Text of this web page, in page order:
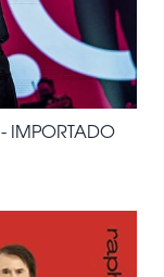
IMPORTADO